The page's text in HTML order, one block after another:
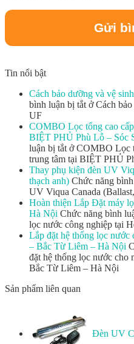
Tin nổi bật
Cách bảo dưỡng và vệ
bình luận bị tắt ở Cách
UF
COMBO Lọc tổng cao
BIỆT PHỦ Phù Lỗ – Sóc
luận bị tắt ở COMBO Lọc
trung tâm tại BIỆT PHỦ
Thay phụ kiện đèn UV
thạch anh) Chức năng
UV Viqua Canada
Hoàn thiện Lắp Đặt máy
Hà Nội Chức năng bình
lọc nước công nghiệp tại
Lắp đặt hệ thống lọc nước
– Bắc Từ Liêm – Hà Nội
đặt hệ thống lọc nước cho
Bắc Từ Liêm – Hà Nội
Sản phẩm liên quan
Đèn UV